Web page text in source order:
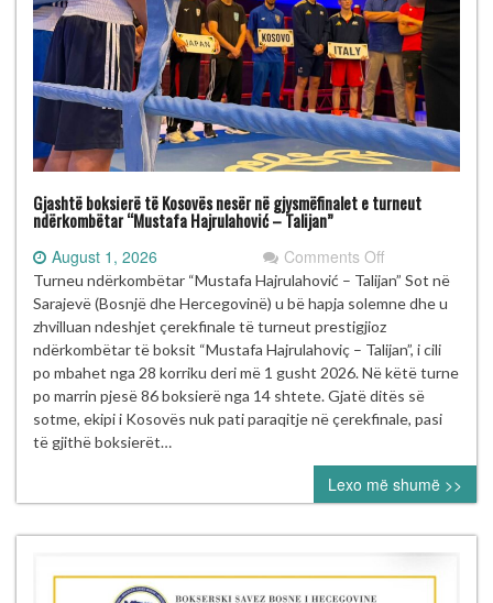
Gjashtë boksierë të Kosovës nesër në gjysmëfinalet e turneut
ndërkombëtar “Mustafa Hajrulahović – Talijan”
August 1, 2026 Comments Offon
Gjashtë
boksierë
të
Kosovës
nesër
në
gjysmëfinalet
turneut
ndërkombëtar
“Mustafa
Hajrulahović
Talijan”
Turneu ndërkombëtar “Mustafa Hajrulahović – Talijan” Sot në
Sarajevë (Bosnjë dhe Hercegovinë) u bë hapja solemne dhe u
zhvilluan ndeshjet çerekfinale të turneut prestigjioz
ndërkombëtar të boksit “Mustafa Hajrulahoviç – Talijan”, i cili
po mbahet nga 28 korriku deri më 1 gusht 2026. Në këtë turne
po marrin pjesë 86 boksierë nga 14 shtete. Gjatë ditës së
sotme, ekipi i Kosovës nuk pati paraqitje në çerekfinale, pasi
të gjithë boksierët…
Lexo më shumë >>